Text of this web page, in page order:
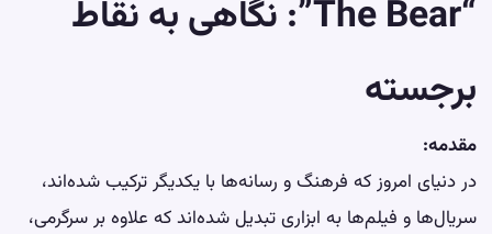
“The Bear”: نگاهی به نقاط
برجسته
مقدمه:
در دنیای امروز که فرهنگ و رسانه‌ها با یکدیگر ترکیب شده‌اند،
سریال‌ها و فیلم‌ها به ابزاری تبدیل شده‌اند که علاوه بر سرگرمی،